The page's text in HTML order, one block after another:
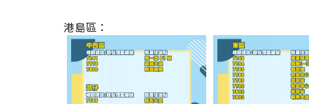
港島區：